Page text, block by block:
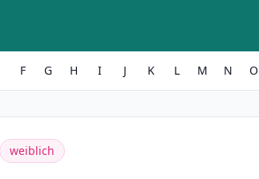
F G H I J K L M N O
weiblich